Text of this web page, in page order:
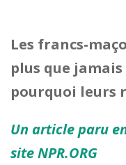
Les francs-
plus que
pourquoi leurs
Un article paru
site NPR.ORG